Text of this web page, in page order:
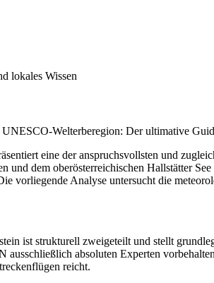
lokales Wissen
Welterberegion: Der ultimative
eine der anspruchsvollsten und
und dem oberösterreichischen Hallstätter
vorliegende Analyse untersucht die
ist strukturell zweigeteilt und stellt
ausschließlich absoluten Experten
reicht.